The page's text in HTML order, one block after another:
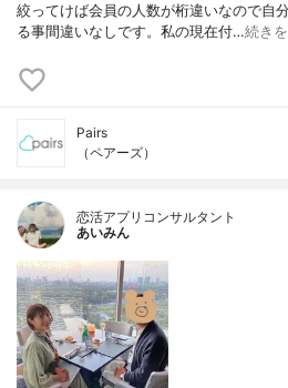
絞ってけば会員の人数が桁違いなので自
る事間違いなしです。私の現在付…続き
Pairs
（ペアーズ）
恋活アプリコンサルタント
あいみん